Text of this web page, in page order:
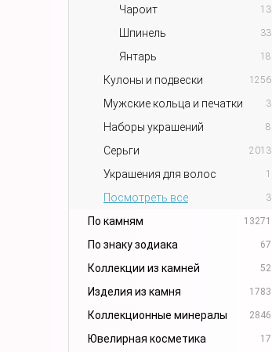
Чароит 13
Шпинель 33
Янтарь 18
Кулоны и подвески 1256
Мужские кольца и печатки 3
Наборы украшений 8
Серьги 2013
Украшения для волос 1
Посмотреть все 3
По камням 13271
По знаку зодиака 67
Коллекции из камней 52
Изделия из камня 1783
Коллекционные минералы 2846
Ювелирная косметика 17